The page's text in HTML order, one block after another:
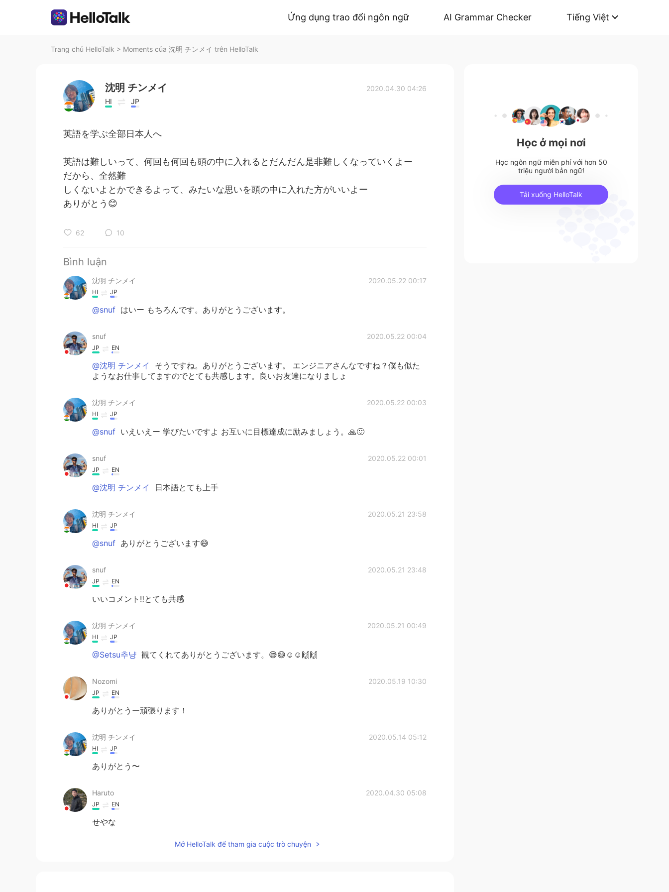
Ứng dụng trao đổi ngôn ngữ AI Grammar Checker Tiếng Việt
Trang chủ HelloTalk > Moments của 沈明 チンメイ trên HelloTalk
沈明 チンメイ
HI JP
2020.04.30 04:26
英語を学ぶ全部日本人へ
英語は難しいって、何回も何回も頭の中に入れるとだんだん是非難しくなっていくよー
だから、全然難
しくないよとかできるよって、みたいな思いを頭の中に入れた方がいいよー
ありがとう😊
62 10
Bình luận
沈明 チンメイ 2020.05.22 00:17
HI JP
@snuf はいー もちろんです。ありがとうございます。
snuf 2020.05.22 00:04
JP EN
@沈明 チンメイ
そうですね。ありがとうございます。 エンジニアさんなですね？僕も似た
ようなお仕事してますのでとても共感します。良いお友達になりましょ
沈明 チンメイ 2020.05.22 00:03
HI JP
@snuf いえいえー 学びたいですよ お互いに目標達成に励みましょう。🙏🙂
snuf 2020.05.22 00:01
JP EN
@沈明 チンメイ 日本語とても上手
沈明 チンメイ 2020.05.21 23:58
HI JP
@snuf ありがとうございます😅
snuf 2020.05.21 23:48
JP EN
いいコメント‼️とても共感
沈明 チンメイ 2020.05.21 00:49
HI JP
@Setsu추냥 観てくれてありがとうございます。😅😅☺☺🙌🙌
Nozomi 2020.05.19 10:30
JP EN
ありがとうー頑張ります！
沈明 チンメイ 2020.05.14 05:12
HI JP
ありがとう〜
Haruto 2020.04.30 05:08
JP EN
せやな
Mở HelloTalk để tham gia cuộc trò chuyện
Học ở mọi nơi
Học ngôn ngữ miễn phí với hơn 50
triệu người bản ngữ!
Tải xuống HelloTalk